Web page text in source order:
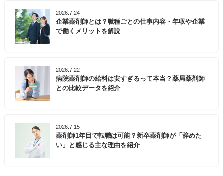
2026.7.24
企業薬剤師とは？職種ごとの仕事内容・年収や企業
で働くメリットを解説
2026.7.22
病院薬剤師の給料は安すぎるって本当？薬局薬剤師
との比較データを紹介
2026.7.15
薬剤師1年目で転職は可能？新卒薬剤師が「辞めた
い」と感じる主な理由を紹介